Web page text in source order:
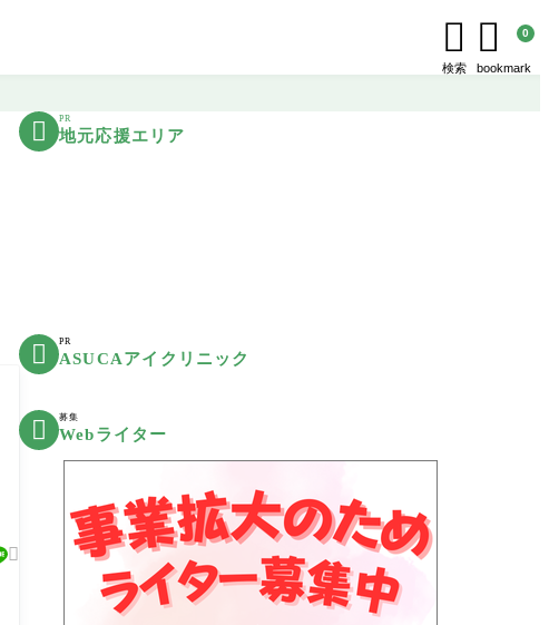

検索
 0
bookmark

 PR
地元応援エリア
 PR
ASUCAアイクリニック
 募集
Webライター